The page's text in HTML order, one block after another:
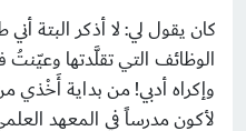
كان يقول لي: لا أذكر البتة
الوظائف التي تقلَّدتها
وإكراه أدبي! من بداية أَخْذي
لأكون مدرساً في المعهد